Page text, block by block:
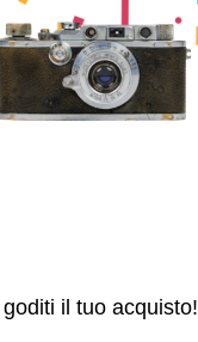
il tuo acquisto!